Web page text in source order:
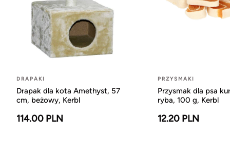
DRAPAKI
Drapak dla kota Amethyst, 57
cm, beżowy, Kerbl
114.00 PLN
PRZYSMAKI
Przysmak dla psa
ryba, 100 g, Kerbl
12.20 PLN